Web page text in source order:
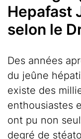
Hepafast
selon le
Des années
du jeûne
existe des
enthousiastes
ont pu non
degré de